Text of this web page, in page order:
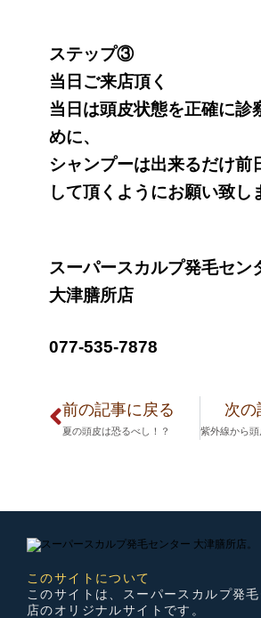
ステップ③
当日ご来店頂く
当日は頭皮状態を正確に診
めに、
シャンプーは出来るだけ前
して頂くようにお願い致し
スーパースカルプ発毛セン
大津膳所店
077-535-7878
前の記事に戻る
夏の頭皮は恐るべし！？
次の
このサイトについて
このサイトは、スーパースカルプ発
店のオリジナルサイトです。